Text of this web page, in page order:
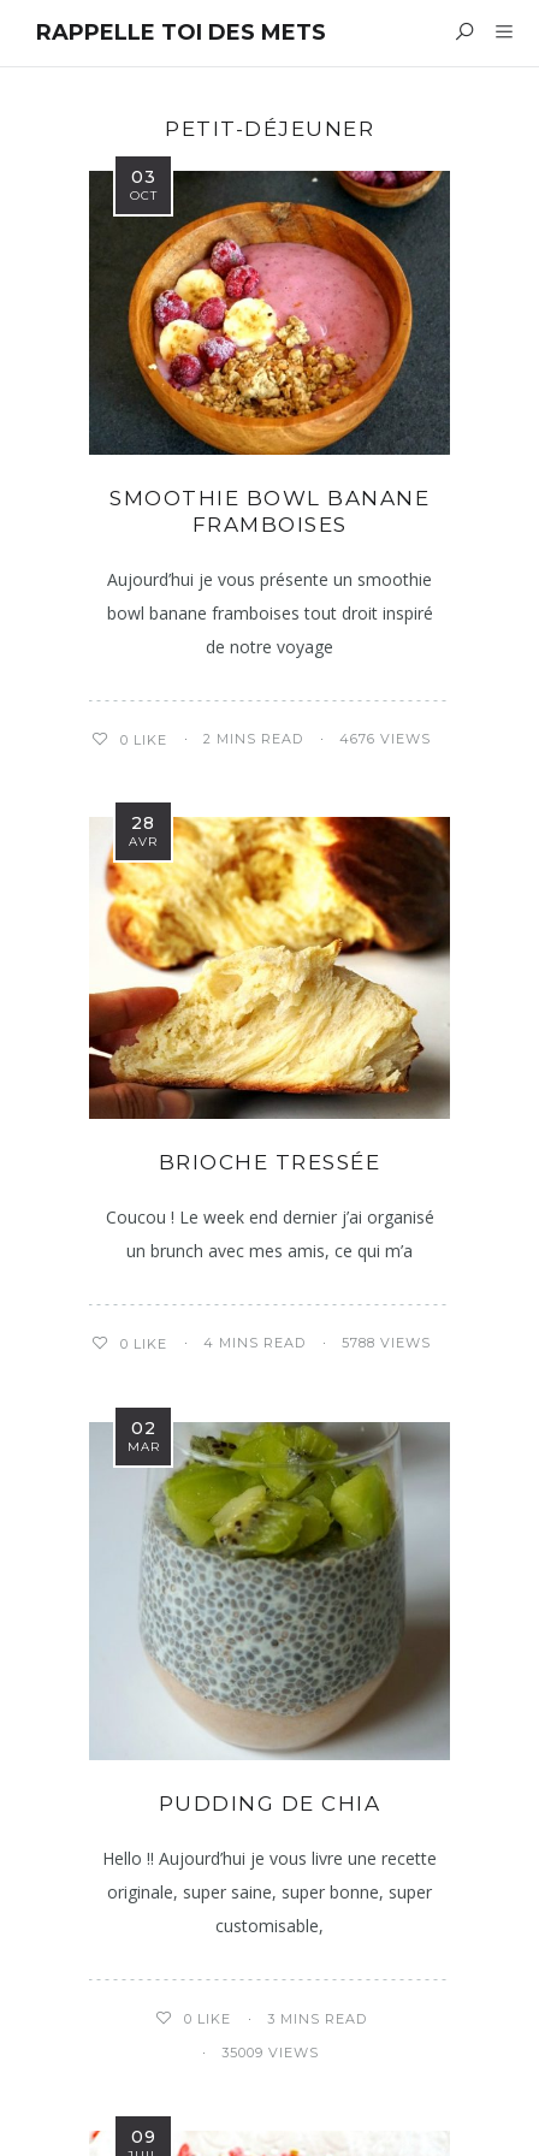
RAPPELLE TOI DES METS
PETIT-DÉJEUNER
03
OCT
SMOOTHIE BOWL BANANE
FRAMBOISES
Aujourd’hui je vous présente un smoothie
bowl banane framboises tout droit inspiré
de notre voyage
0 LIKE 2 MINS READ 4676 VIEWS
28
AVR
BRIOCHE TRESSÉE
Coucou ! Le week end dernier j’ai organisé
un brunch avec mes amis, ce qui m’a
0 LIKE 4 MINS READ 5788 VIEWS
02
MAR
PUDDING DE CHIA
Hello !! Aujourd’hui je vous livre une recette
originale, super saine, super bonne, super
customisable,
0 LIKE 3 MINS READ
35009 VIEWS
09